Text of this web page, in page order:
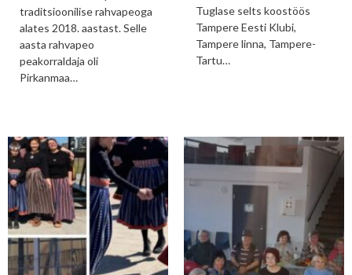
traditsioonilise rahvapeoga
alates 2018. aastast. Selle
aasta rahvapeo
peakorraldaja oli
Pirkanmaa…
Tuglase selts koostöös
Tampere Eesti Klubi,
Tampere linna, Tampere-
Tartu…